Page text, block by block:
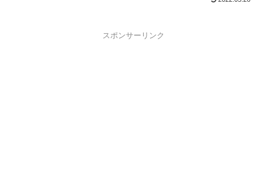
ます。書き取りの準備として読み方は必
スポンサーリンク